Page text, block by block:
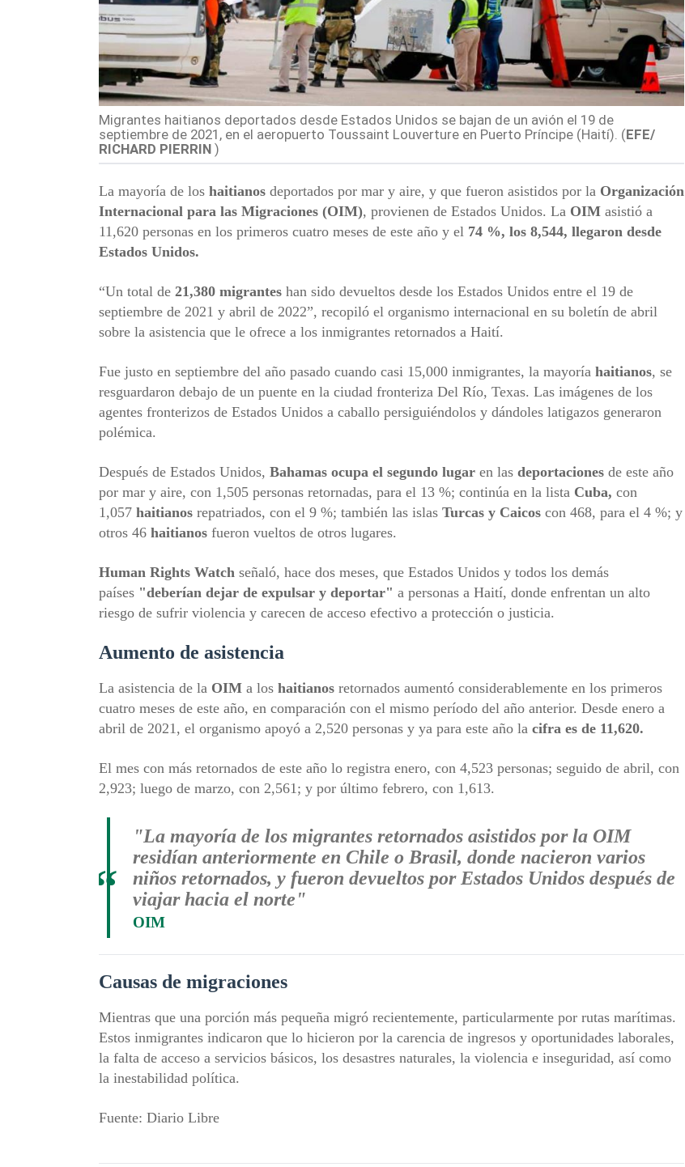
Migrantes haitianos deportados desde Estados Unidos se bajan de un avión el 19 de
septiembre de 2021, en el aeropuerto Toussaint Louverture en Puerto Príncipe (Haití). (EFE/
RICHARD PIERRIN )
La mayoría de los haitianos deportados por mar y aire, y que fueron asistidos por la Organización
Internacional para las Migraciones (OIM), provienen de Estados Unidos. La OIM asistió a
11,620 personas en los primeros cuatro meses de este año y el 74 %, los 8,544, llegaron desde
Estados Unidos.
“Un total de 21,380 migrantes han sido devueltos desde los Estados Unidos entre el 19 de
septiembre de 2021 y abril de 2022”, recopiló el organismo internacional en su boletín de abril
sobre la asistencia que le ofrece a los inmigrantes retornados a Haití.
Fue justo en septiembre del año pasado cuando casi 15,000 inmigrantes, la mayoría haitianos, se
resguardaron debajo de un puente en la ciudad fronteriza Del Río, Texas. Las imágenes de los
agentes fronterizos de Estados Unidos a caballo persiguiéndolos y dándoles latigazos generaron
polémica.
Después de Estados Unidos, Bahamas ocupa el segundo lugar en las deportaciones de este año
por mar y aire, con 1,505 personas retornadas, para el 13 %; continúa en la lista Cuba, con
1,057 haitianos repatriados, con el 9 %; también las islas Turcas y Caicos con 468, para el 4 %; y
otros 46 haitianos fueron vueltos de otros lugares.
Human Rights Watch señaló, hace dos meses, que Estados Unidos y todos los demás
países "deberían dejar de expulsar y deportar" a personas a Haití, donde enfrentan un alto
riesgo de sufrir violencia y carecen de acceso efectivo a protección o justicia.
Aumento de asistencia
La asistencia de la OIM a los haitianos retornados aumentó considerablemente en los primeros
cuatro meses de este año, en comparación con el mismo período del año anterior. Desde enero a
abril de 2021, el organismo apoyó a 2,520 personas y ya para este año la cifra es de 11,620.
El mes con más retornados de este año lo registra enero, con 4,523 personas; seguido de abril, con
2,923; luego de marzo, con 2,561; y por último febrero, con 1,613.
"La mayoría de los migrantes retornados asistidos por la OIM
residían anteriormente en Chile o Brasil, donde nacieron varios
niños retornados, y fueron devueltos por Estados Unidos después de
viajar hacia el norte"
OIM
“
Causas de migraciones
Mientras que una porción más pequeña migró recientemente, particularmente por rutas marítimas.
Estos inmigrantes indicaron que lo hicieron por la carencia de ingresos y oportunidades laborales,
la falta de acceso a servicios básicos, los desastres naturales, la violencia e inseguridad, así como
la inestabilidad política.
Fuente: Diario Libre